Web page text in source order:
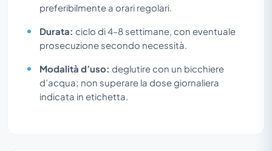
preferibilmente a orari regolari.
Durata: ciclo di 4–8 settimane, con eventuale
prosecuzione secondo necessità.
Modalità d’uso: deglutire con un bicchiere
d’acqua; non superare la dose giornaliera
indicata in etichetta.